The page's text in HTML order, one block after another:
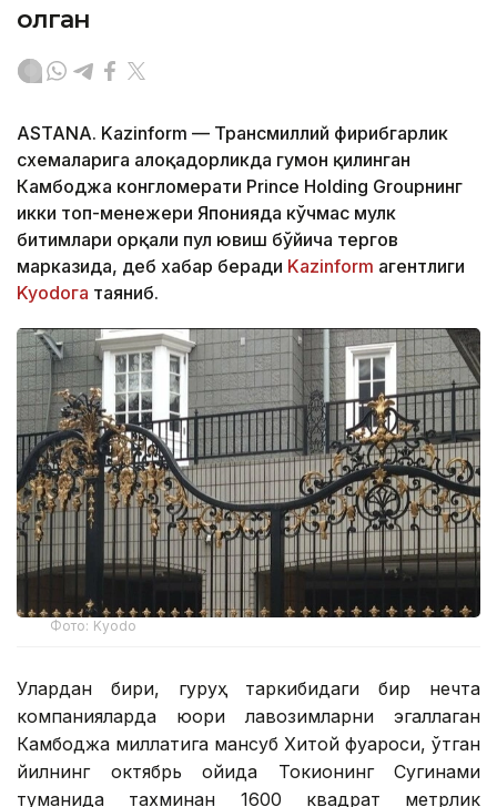
олган
ASTANA. Kazinform — Трансмиллий фирибгарлик
схемаларига алоқадорликда гумон қилинган
Камбоджа конгломерати Prince Holding Groupнинг
икки топ-менежери Японияда кўчмас мулк
битимлари орқали пул ювиш бўйича тергов
марказида, деб хабар беради Kazinform агентлиги
Kyodoга таяниб.
Фото: Kyodo
Улардан бири, гуруҳ таркибидаги бир нечта
компанияларда юқори лавозимларни эгаллаган
Камбоджа миллатига мансуб Хитой фуқароси, ўтган
йилнинг октябрь ойида Токионинг Сугинами
туманида тахминан 1600 квадрат метрлик